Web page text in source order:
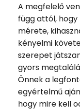
A megfelelő
függ attól, hogy
mérete,
kényelmi
szerepet
gyors
Önnek a
egyértelmű
hogy mire kell